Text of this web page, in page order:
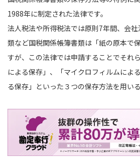
1988年に制定された法律です。
法人税法や所得税法では原則7年間、会
類など国税関係帳簿書類は「紙の原本で
すが、この法律では申請することでそれ
による保存」、「マイクロフィルムによ
る保存」といった３つの保存方法を用い